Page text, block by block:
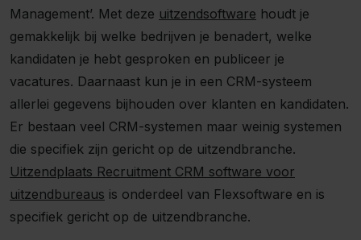
Management’. Met deze uitzendsoftware houdt je
gemakkelijk bij welke bedrijven je benadert, welke
kandidaten je hebt gesproken en publiceer je
vacatures. Daarnaast kun je in een CRM-systeem
allerlei gegevens bijhouden over klanten en kandidaten.
Er bestaan veel CRM-systemen maar weinig systemen
die specifiek zijn gericht op de uitzendbranche.
Uitzendplaats Recruitment CRM software voor
uitzendbureaus is onderdeel van Flexsoftware en is
specifiek gericht op de uitzendbranche.